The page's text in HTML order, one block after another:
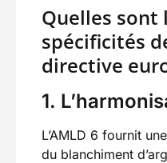
Quelles sont
spécificités
directive
1.
L’AMLD 6 fournit
du blanchiment